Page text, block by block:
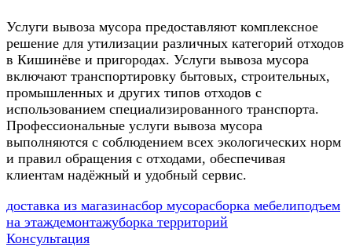
Услуги вывоза мусора предоставляют комплексное
решение для утилизации различных категорий отходов
в Кишинёве и пригородах. Услуги вывоза мусора
включают транспортировку бытовых, строительных,
промышленных и других типов отходов с
использованием специализированного транспорта.
Профессиональные услуги вывоза мусора
выполняются с соблюдением всех экологических норм
и правил обращения с отходами, обеспечивая
клиентам надёжный и удобный сервис.
доставка из магазинасбор мусорасборка мебелиподъем
на этаждемонтажуборка территорий
Консультация